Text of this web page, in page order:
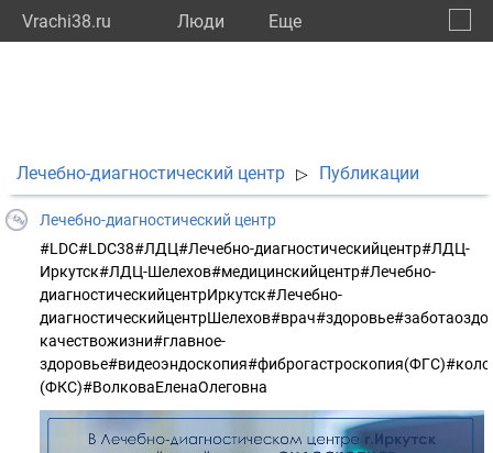
Vrachi38.ru Люди Eще
Лечебно-диагностический центр ▷ Публикации
Лечебно-диагностический центр
#LDC#LDC38#ЛДЦ#Лечебно-диагностическийцентр#ЛДЦ-
Иркутск#ЛДЦ-Шелехов#медицинскийцентр#Лечебно-
диагностическийцентрИркутск#Лечебно-
качествожизни#главное-
(ФКС)#ВолковаЕленаОлеговна